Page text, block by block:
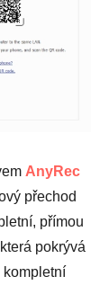
AnyRec
přechod
přímou
pokrývá